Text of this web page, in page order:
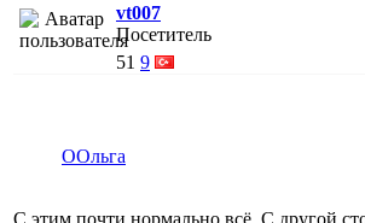
vt007
Посетитель
51 9
ООльга
С этим почти нормально всё. С другой